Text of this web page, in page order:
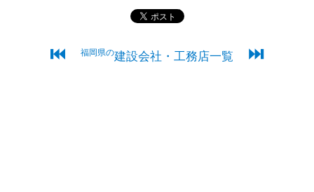
⏮ 福岡県の建設会社・工務店一覧 ⏭